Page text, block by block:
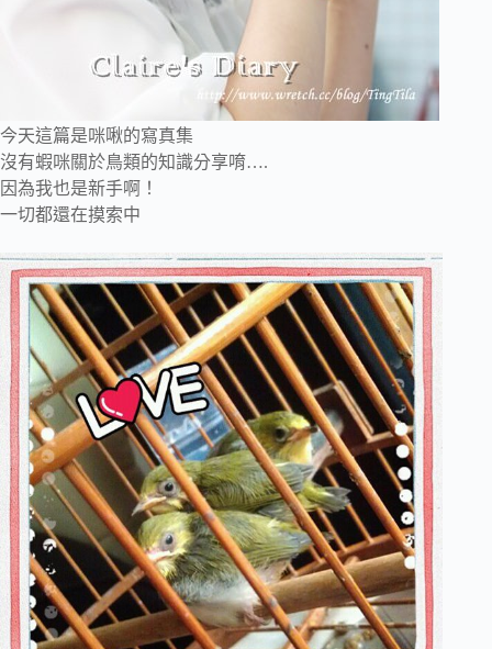
今天這篇是咪啾的寫真集
沒有蝦咪關於鳥類的知識分享唷….
因為我也是新手啊！
一切都還在摸索中